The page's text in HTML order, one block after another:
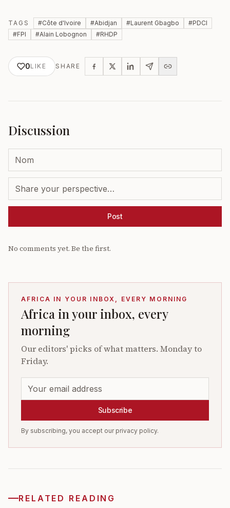
TAGS #Côte d'Ivoire #Abidjan #Laurent Gbagbo #PDCI
#FPI #Alain Lobognon #RHDP
0LIKE SHARE
Discussion
Post
No comments yet. Be the first.
AFRICA IN YOUR INBOX, EVERY MORNING
Africa in your inbox, every
morning
Our editors' picks of what matters. Monday to
Friday.
Subscribe
By subscribing, you accept our privacy policy.
RELATED READING